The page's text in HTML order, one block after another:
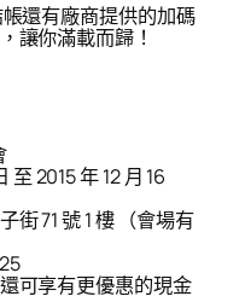
還有廠商提供的加碼
讓你滿載而歸！
2015 年 12 月 16
71 號 1 樓 （會場有
可享有更優惠的現金